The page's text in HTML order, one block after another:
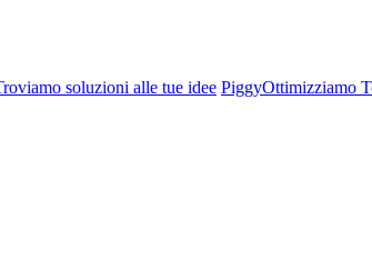
soluzioni alle tue idee PiggyOttimizziamo